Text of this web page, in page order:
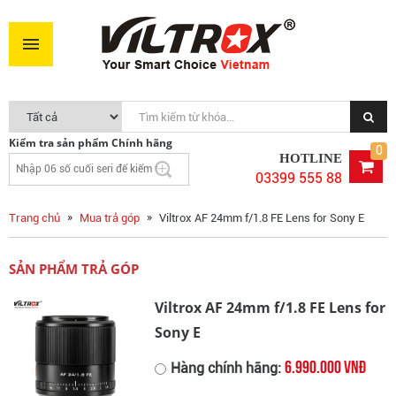
Kiểm tra sản phẩm Chính hãng
HOTLINE
03399 555 88
0
Trang chủ Mua trả góp Viltrox AF 24mm f/1.8 FE Lens for Sony E
SẢN PHẨM TRẢ GÓP
Viltrox AF 24mm f/1.8 FE Lens for
Sony E
Hàng chính hãng: 6.990.000 VNĐ